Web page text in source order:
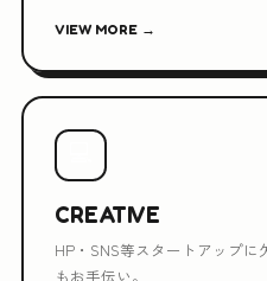
VIEW MORE →
CREATIVE
HP・SNS等スタートアップ
もお手伝い。